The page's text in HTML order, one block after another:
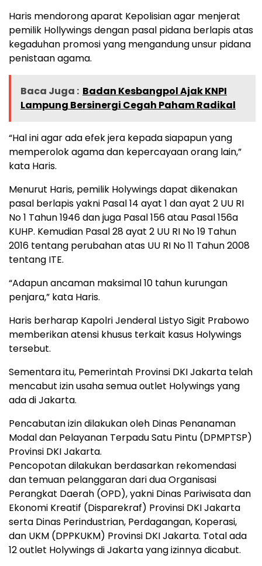
Haris mendorong aparat Kepolisian agar menjerat
pemilik Hollywings dengan pasal pidana berlapis atas
kegaduhan promosi yang mengandung unsur pidana
penistaan agama.
Baca Juga : Badan Kesbangpol Ajak KNPI
Lampung Bersinergi Cegah Paham Radikal
“Hal ini agar ada efek jera kepada siapapun yang
memperolok agama dan kepercayaan orang lain,”
kata Haris.
Menurut Haris, pemilik Holywings dapat dikenakan
pasal berlapis yakni Pasal 14 ayat 1 dan ayat 2 UU RI
No 1 Tahun 1946 dan juga Pasal 156 atau Pasal 156a
KUHP. Kemudian Pasal 28 ayat 2 UU RI No 19 Tahun
2016 tentang perubahan atas UU RI No 11 Tahun 2008
tentang ITE.
“Adapun ancaman maksimal 10 tahun kurungan
penjara,” kata Haris.
Haris berharap Kapolri Jenderal Listyo Sigit Prabowo
memberikan atensi khusus terkait kasus Holywings
tersebut.
Sementara itu, Pemerintah Provinsi DKI Jakarta telah
mencabut izin usaha semua outlet Holywings yang
ada di Jakarta.
Pencabutan izin dilakukan oleh Dinas Penanaman
Modal dan Pelayanan Terpadu Satu Pintu (DPMPTSP)
Provinsi DKI Jakarta.
Pencopotan dilakukan berdasarkan rekomendasi
dan temuan pelanggaran dari dua Organisasi
Perangkat Daerah (OPD), yakni Dinas Pariwisata dan
Ekonomi Kreatif (Disparekraf) Provinsi DKI Jakarta
serta Dinas Perindustrian, Perdagangan, Koperasi,
dan UKM (DPPKUKM) Provinsi DKI Jakarta. Total ada
12 outlet Holywings di Jakarta yang izinnya dicabut.